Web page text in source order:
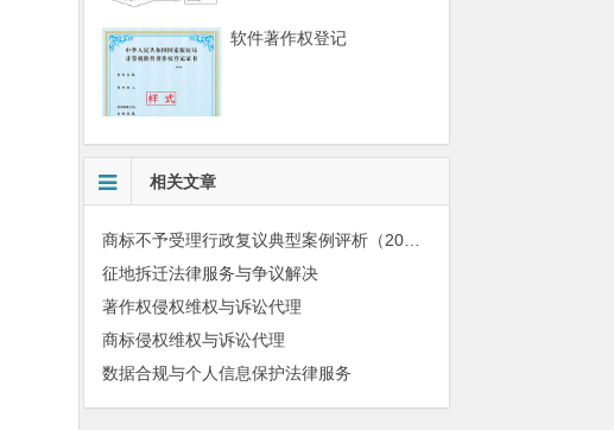
软件著作权登记
相关文章
商标不予受理行政复议典型案例评析（2015）
征地拆迁法律服务与争议解决
著作权侵权维权与诉讼代理
商标侵权维权与诉讼代理
数据合规与个人信息保护法律服务